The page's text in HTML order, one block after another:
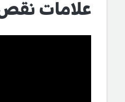
علامات